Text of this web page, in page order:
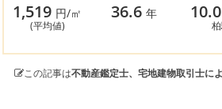
1,519 円/㎡
(平均値)
36.6年 10.0
この記事は不動産鑑定士、宅地建物取引士に